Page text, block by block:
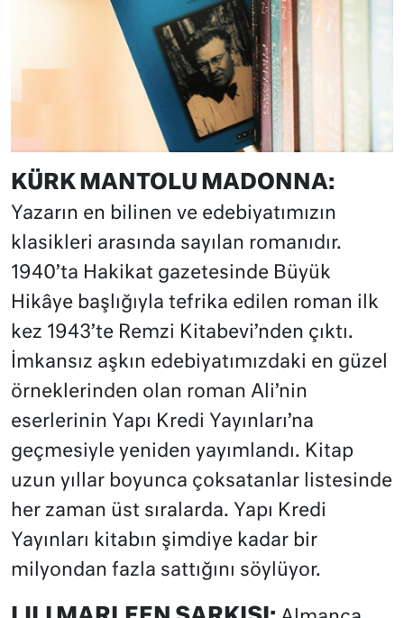
KÜRK MANTOLU MADONNA:
Yazarın en bilinen ve edebiyatımızın
klasikleri arasında sayılan romanıdır.
1940’ta Hakikat gazetesinde Büyük
Hikâye başlığıyla tefrika edilen roman ilk
kez 1943’te Remzi Kitabevi’nden çıktı.
İmkansız aşkın edebiyatımızdaki en güzel
örneklerinden olan roman Ali’nin
eserlerinin Yapı Kredi Yayınları’na
geçmesiyle yeniden yayımlandı. Kitap
uzun yıllar boyunca çoksatanlar listesinde
her zaman üst sıralarda. Yapı Kredi
Yayınları kitabın şimdiye kadar bir
milyondan fazla sattığını söylüyor.